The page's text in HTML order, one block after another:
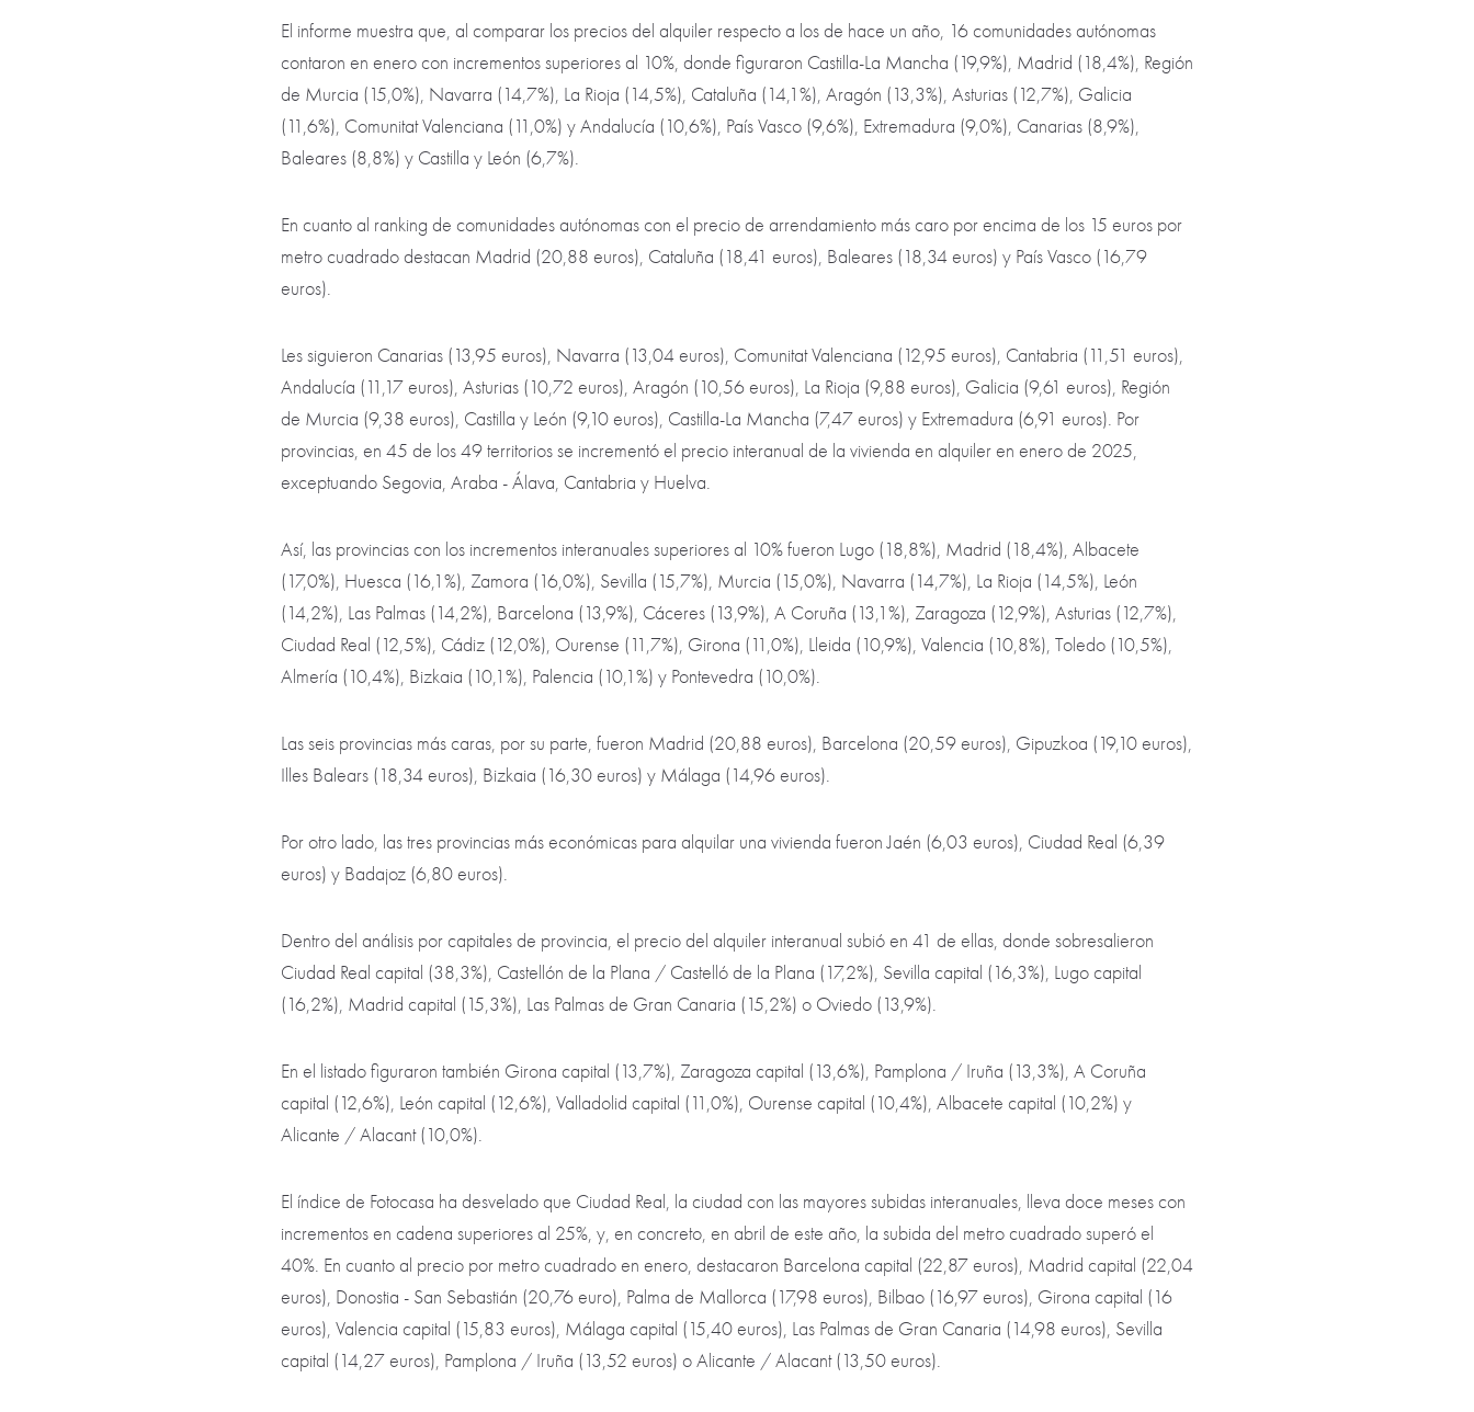
El informe muestra que, al comparar los precios del alquiler respecto a los de hace un año, 16 comunidades autónomas
contaron en enero con incrementos superiores al 10%, donde figuraron Castilla-La Mancha (19,9%), Madrid (18,4%), Región
de Murcia (15,0%), Navarra (14,7%), La Rioja (14,5%), Cataluña (14,1%), Aragón (13,3%), Asturias (12,7%), Galicia
(11,6%), Comunitat Valenciana (11,0%) y Andalucía (10,6%), País Vasco (9,6%), Extremadura (9,0%), Canarias (8,9%),
Baleares (8,8%) y Castilla y León (6,7%).
En cuanto al ranking de comunidades autónomas con el precio de arrendamiento más caro por encima de los 15 euros por
metro cuadrado destacan Madrid (20,88 euros), Cataluña (18,41 euros), Baleares (18,34 euros) y País Vasco (16,79
euros).
Les siguieron Canarias (13,95 euros), Navarra (13,04 euros), Comunitat Valenciana (12,95 euros), Cantabria (11,51 euros),
Andalucía (11,17 euros), Asturias (10,72 euros), Aragón (10,56 euros), La Rioja (9,88 euros), Galicia (9,61 euros), Región
de Murcia (9,38 euros), Castilla y León (9,10 euros), Castilla-La Mancha (7,47 euros) y Extremadura (6,91 euros). Por
provincias, en 45 de los 49 territorios se incrementó el precio interanual de la vivienda en alquiler en enero de 2025,
exceptuando Segovia, Araba - Álava, Cantabria y Huelva.
Así, las provincias con los incrementos interanuales superiores al 10% fueron Lugo (18,8%), Madrid (18,4%), Albacete
(17,0%), Huesca (16,1%), Zamora (16,0%), Sevilla (15,7%), Murcia (15,0%), Navarra (14,7%), La Rioja (14,5%), León
(14,2%), Las Palmas (14,2%), Barcelona (13,9%), Cáceres (13,9%), A Coruña (13,1%), Zaragoza (12,9%), Asturias (12,7%),
Ciudad Real (12,5%), Cádiz (12,0%), Ourense (11,7%), Girona (11,0%), Lleida (10,9%), Valencia (10,8%), Toledo (10,5%),
Almería (10,4%), Bizkaia (10,1%), Palencia (10,1%) y Pontevedra (10,0%).
Las seis provincias más caras, por su parte, fueron Madrid (20,88 euros), Barcelona (20,59 euros), Gipuzkoa (19,10 euros),
Illes Balears (18,34 euros), Bizkaia (16,30 euros) y Málaga (14,96 euros).
Por otro lado, las tres provincias más económicas para alquilar una vivienda fueron Jaén (6,03 euros), Ciudad Real (6,39
euros) y Badajoz (6,80 euros).
Dentro del análisis por capitales de provincia, el precio del alquiler interanual subió en 41 de ellas, donde sobresalieron
Ciudad Real capital (38,3%), Castellón de la Plana / Castelló de la Plana (17,2%), Sevilla capital (16,3%), Lugo capital
(16,2%), Madrid capital (15,3%), Las Palmas de Gran Canaria (15,2%) o Oviedo (13,9%).
En el listado figuraron también Girona capital (13,7%), Zaragoza capital (13,6%), Pamplona / Iruña (13,3%), A Coruña
capital (12,6%), León capital (12,6%), Valladolid capital (11,0%), Ourense capital (10,4%), Albacete capital (10,2%) y
Alicante / Alacant (10,0%).
El índice de Fotocasa ha desvelado que Ciudad Real, la ciudad con las mayores subidas interanuales, lleva doce meses con
incrementos en cadena superiores al 25%, y, en concreto, en abril de este año, la subida del metro cuadrado superó el
40%. En cuanto al precio por metro cuadrado en enero, destacaron Barcelona capital (22,87 euros), Madrid capital (22,04
euros), Donostia - San Sebastián (20,76 euro), Palma de Mallorca (17,98 euros), Bilbao (16,97 euros), Girona capital (16
euros), Valencia capital (15,83 euros), Málaga capital (15,40 euros), Las Palmas de Gran Canaria (14,98 euros), Sevilla
capital (14,27 euros), Pamplona / Iruña (13,52 euros) o Alicante / Alacant (13,50 euros).